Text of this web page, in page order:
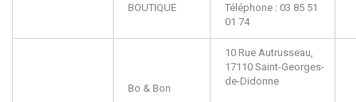
BOUTIQUE
Téléphone : 03 85 51
01 74
Bo & Bon
10 Rue Autrusseau,
17110 Saint-Georges-
de-Didonne